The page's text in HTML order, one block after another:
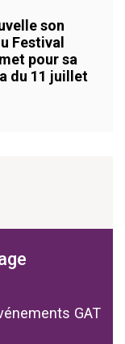
son
Festival
pour sa
du 11 juillet
GAT